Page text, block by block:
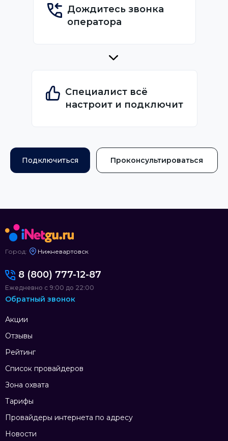
Дождитесь звонка
оператора
Специалист всё
настроит и подключит
Подключиться Проконсультироваться
Город: Нижневартовск
Акции
Отзывы
Рейтинг
Список провайдеров
Зона охвата
Тарифы
Провайдеры интернета по адресу
Новости
8 (800) 777-12-87
Ежедневно с 9:00 до 22:00
Обратный звонок